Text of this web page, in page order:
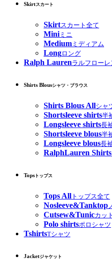
Skirtスカート
Skirtスカート全て
Miniミニ
Medium ミディアム
Longロング
Ralph Laurenラルフローレ
Shirts Blousシャツ・ブラウス
Shirts Blous Allシャ
Shortsleeve shirts半
Longsleeve shirts長
Shortsleeve blous半
Longsleeve blous長
RalphLauren Shirts
Tops トップス
Tops All トップス全て
Nosleeve&Tanktop
Cutsew&Tunicカッ
Polo shirtsポロシャツ
TshirtsTシャツ
Jacketジャケット